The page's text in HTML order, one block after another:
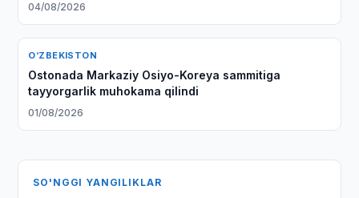
04/08/2026
O‘ZBEKISTON
Ostonada Markaziy Osiyo-Koreya sammitiga
tayyorgarlik muhokama qilindi
01/08/2026
SO'NGGI YANGILIKLAR